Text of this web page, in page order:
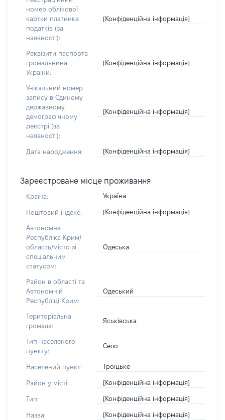
номер облікової
картки платника
податків (за
наявності):
[Конфіденційна інформація]
Реквізити паспорта
громадянина
України:
[Конфіденційна інформація]
Унікальний номер
запису в Єдиному
державному
демографічному
реєстрі (за
наявності):
[Конфіденційна інформація]
Дата народження: [Конфіденційна інформація]
Зареєстроване місце проживання
Країна: Україна
Поштовий індекс: [Конфіденційна інформація]
Автономна
Республіка Крим/
область/місто зі
спеціальним
статусом:
Одеська
Район в області та
Автономній
Республіці Крим:
Одеський
Територіальна
громада:
Яськівська
Тип населеного
пункту:
Село
Населений пункт: Троїцьке
Район у місті: [Конфіденційна інформація]
Тип: [Конфіденційна інформація]
Назва: [Конфіденційна інформація]